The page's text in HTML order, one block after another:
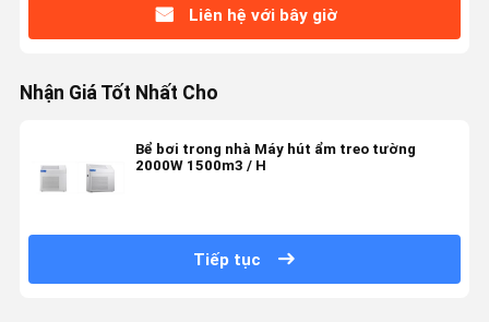
Liên hệ với bây giờ
Nhận Giá Tốt Nhất Cho
Bể bơi trong nhà Máy hút ẩm treo tường
2000W 1500m3 / H
Tiếp tục